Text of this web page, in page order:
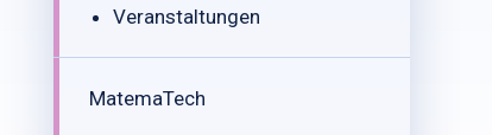
Veranstaltungen
MatemaTech